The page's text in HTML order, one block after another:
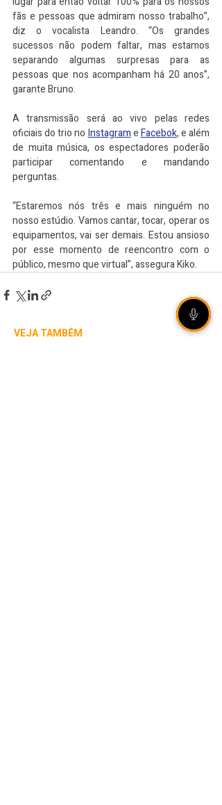
fãs e pessoas que admiram nosso trabalho”,
diz o vocalista Leandro. “Os grandes
sucessos não podem faltar, mas estamos
separando algumas surpresas para as
pessoas que nos acompanham há 20 anos”,
garante Bruno.
A transmissão será ao vivo pelas redes
oficiais do trio no Instagram e Facebok, e além
de muita música, os espectadores poderão
participar comentando e mandando
perguntas.
“Estaremos nós três e mais ninguém no
nosso estúdio. Vamos cantar, tocar, operar os
equipamentos, vai ser demais. Estou ansioso
por esse momento de reencontro com o
público, mesmo que virtual”, assegura Kiko.
VEJA TAMBÉM